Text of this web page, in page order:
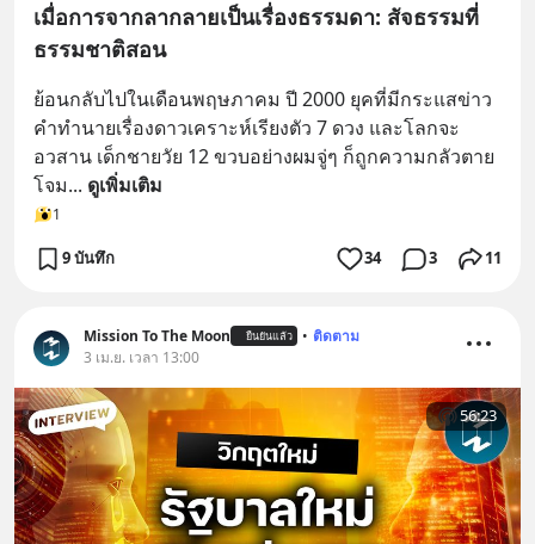
เมื่อการจากลากลายเป็นเรื่องธรรมดา: สัจธรรมที่
ธรรมชาติสอน
ย้อนกลับไปในเดือนพฤษภาคม ปี 2000 ยุคที่มีกระแสข่าว
คำทำนายเรื่องดาวเคราะห์เรียงตัว 7 ดวง และโลกจะ
อวสาน เด็กชายวัย 12 ขวบอย่างผมจู่ๆ ก็ถูกความกลัวตาย
โจม... ดูเพิ่มเติม
1
9 บันทึก 34 3 11
Mission To The Moon ยืนยันแล้ว • ติดตาม
3 เม.ย. เวลา 13:00
56:23